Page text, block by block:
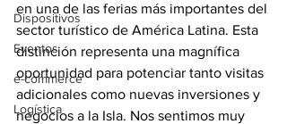
Dispositivos
Eventos
e-commerce
Logística
en una de las ferias más importantes del
sector turístico de América Latina. Esta
distinción representa una magnífica
oportunidad para potenciar tanto visitas
adicionales como nuevas inversiones y
negocios a la Isla. Nos sentimos muy